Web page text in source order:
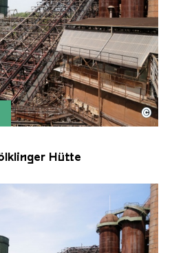
Völklinger Hütte mit
Völklinger Hütte | Karl
©
Hütte